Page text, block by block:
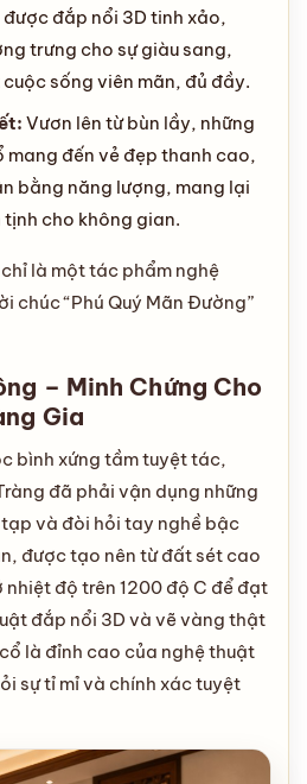
đắp nổi 3D tinh xảo,
trưng cho sự giàu sang,
sống viên mãn, đủ đầy.
Vươn lên từ bùn lầy, những
mang đến vẻ đẹp thanh cao,
bằng năng lượng, mang lại
cho không gian.
là một tác phẩm nghệ
chúc “Phú Quý Mãn Đường”
– Minh Chứng Cho
Gia
bình xứng tầm tuyệt tác,
đã phải vận dụng những
và đòi hỏi tay nghề bậc
được tạo nên từ đất sét cao
nhiệt độ trên 1200 độ C để đạt
đắp nổi 3D và vẽ vàng thật
là đỉnh cao của nghệ thuật
sự tỉ mỉ và chính xác tuyệt